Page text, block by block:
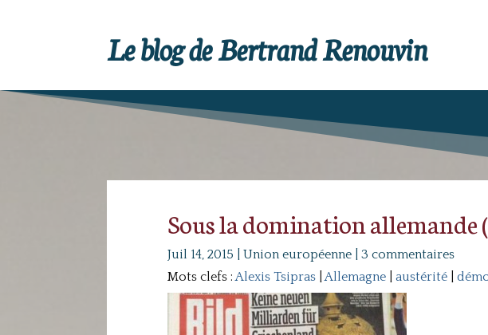
Le blog de Bertrand Renouvin
Sous la domination allemande
Juil 14, 2015 Union européenne| 3 commentaires
Mots clefs :Alexis Tsipras|Allemagne| austérité|